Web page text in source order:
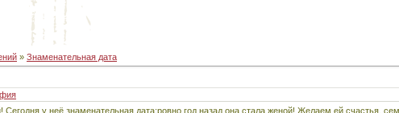
» Знаменательная дата
у неё знаменательная дата:ровно год назад она стала женой! Желаем ей счастья,